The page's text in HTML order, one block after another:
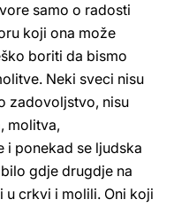
samo o radosti
koji ona može
boriti da bismo
Neki sveci nisu
zadovoljstvo, nisu
molitva,
i ponekad se ljudska
gdje drugdje na
u crkvi i molili. Oni koji